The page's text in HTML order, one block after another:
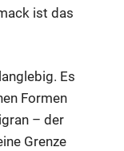
ist das
Es
Formen
– der
Grenze